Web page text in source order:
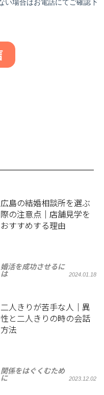
広島の結婚相談所を選ぶ
際の注意点｜店舗見学を
おすすめする理由
婚活を成功させるに
は
2024.01.18
二人きりが苦手な人｜異
性と二人きりの時の会話
方法
関係をはぐくむため
に
2023.12.02